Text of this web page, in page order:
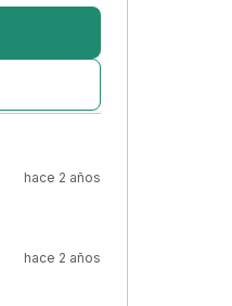
hace 2 años
hace 2 años